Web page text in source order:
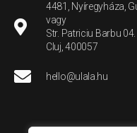
4481, Nyíregyháza,
vagy
Str. Patriciu Barbu
Cluj, 400057
hello@ulala.hu